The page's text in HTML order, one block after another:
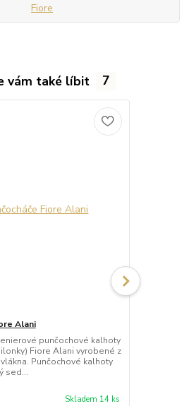
Fiore
vám také líbit 7
Alani
punčochové kalhoty
Fiore Alani vyrobené z
Punčochové kalhoty
sed...
Skladem 14 ks